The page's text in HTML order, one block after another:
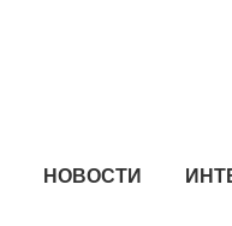
НОВОСТИ